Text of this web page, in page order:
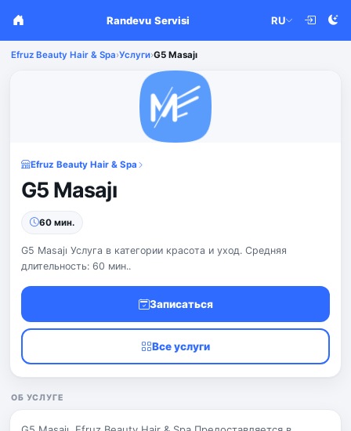
Randevu Servisi RU
Efruz Beauty Hair & Spa›Услуги›G5 Masajı
Efruz Beauty Hair & Spa
G5 Masajı
60 мин.
G5 Masajı Услуга в категории красота и уход. Средняя
длительность: 60 мин..
Записаться
Все услуги
ОБ УСЛУГЕ